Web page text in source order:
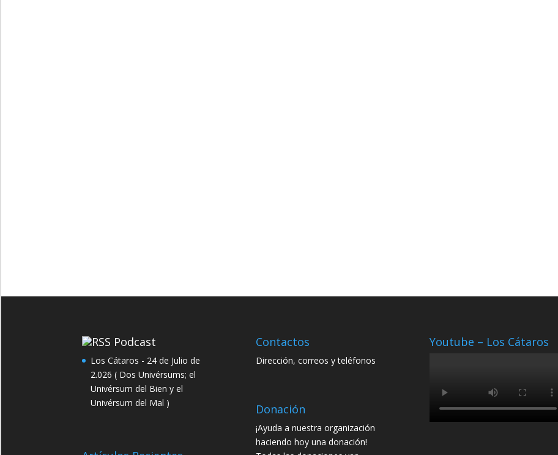
Podcast
Los Cátaros - 24 de Julio de
2.026 ( Dos Univérsums; el
Univérsum del Bien y el
Univérsum del Mal )
Contactos
Dirección, correos y teléfonos
Donación
¡Ayuda a nuestra organización
haciendo hoy una donación!
Youtube – Los Cátaros